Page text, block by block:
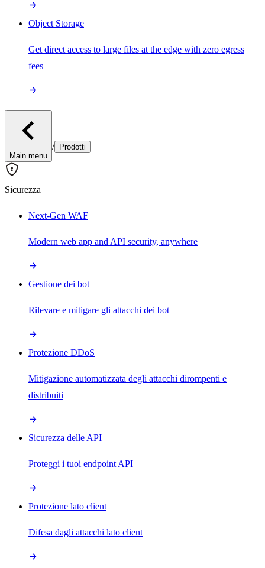
Object Storage
Get direct access to large files at the edge with zero egress
fees
Main menu
/ Prodotti
Sicurezza
Next-Gen WAF
Modern web app and API security, anywhere
Gestione dei bot
Rilevare e mitigare gli attacchi dei bot
Protezione DDoS
Mitigazione automatizzata degli attacchi dirompenti e
distribuiti
Sicurezza delle API
Proteggi i tuoi endpoint API
Protezione lato client
Difesa dagli attacchi lato client